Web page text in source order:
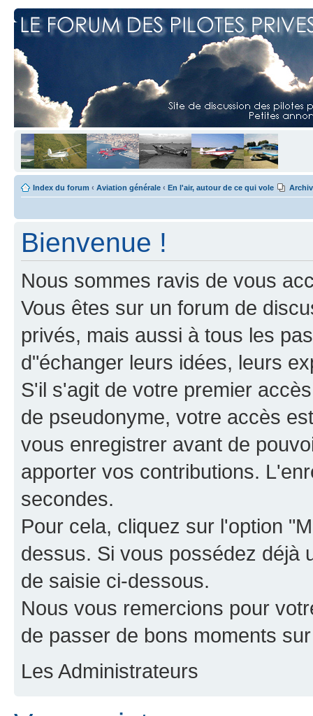
Index du forum ‹ Aviation générale ‹ En l'air, autour de ce qui vole
Bienvenue !
Nous sommes ravis de vous
Vous êtes sur un forum de
privés, mais aussi à tous les
d"échanger leurs idées, leurs
S'il s'agit de votre premier
de pseudonyme, votre accès
vous enregistrer avant de
apporter vos contributions.
secondes.
Pour cela, cliquez sur l'option
dessus. Si vous possédez déjà
de saisie ci-dessous.
Nous vous remercions pour
de passer de bons moments
Les Administrateurs